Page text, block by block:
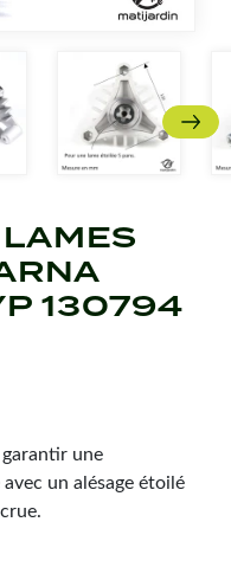
130794
une
un alésage étoilé